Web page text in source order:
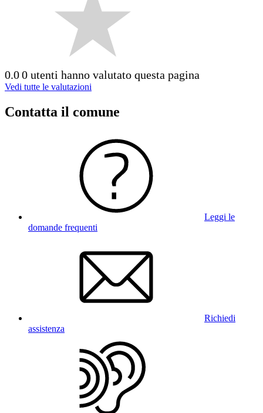
0.00 utenti hanno valutato questa pagina
Vedi tutte le valutazioni
Contatta il comune
Leggi le
domande frequenti
Richiedi
assistenza